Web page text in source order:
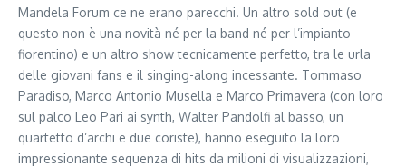
Mandela Forum ce ne erano parecchi. Un altro sold out (e
questo non è una novità né per la band né per l’impianto
fiorentino) e un altro show tecnicamente perfetto, tra le urla
delle giovani fans e il singing-along incessante. Tommaso
Paradiso, Marco Antonio Musella e Marco Primavera (con loro
sul palco Leo Pari ai synth, Walter Pandolfi al basso, un
quartetto d’archi e due coriste), hanno eseguito la loro
impressionante sequenza di hits da milioni di visualizzazioni,